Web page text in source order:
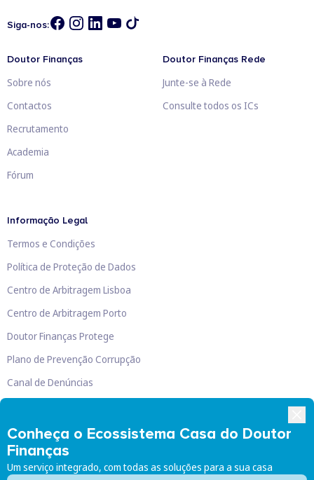
Conheça o Ecossistema Casa do Doutor
Finanças
Um serviço integrado, com todas as soluções para a sua casa
Siga-nos:
Doutor Finanças
Sobre nós
Contactos
Recrutamento
Academia
Fórum
Doutor Finanças Rede
Junte-se à Rede
Consulte todos os ICs
Informação Legal
Termos e Condições
Política de Proteção de Dados
Centro de Arbitragem Lisboa
Centro de Arbitragem Porto
Doutor Finanças Protege
Plano de Prevenção Corrupção
Canal de Denúncias